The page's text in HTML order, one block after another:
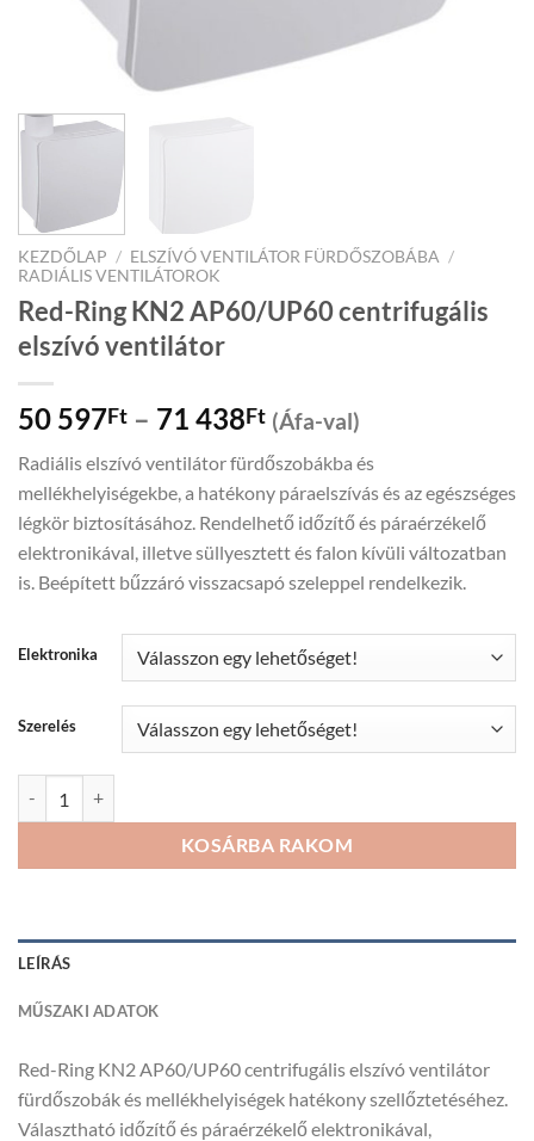
KEZDŐLAP / ELSZÍVÓ VENTILÁTOR FÜRDŐSZOBÁBA /
RADIÁLIS VENTILÁTOROK
Red-Ring KN2 AP60/UP60 centrifugális
elszívó ventilátor
50 597Ft – 71 438FtPrice
range:
50
597Ft
through
71
438Ft
(Áfa-val)
Radiális elszívó ventilátor fürdőszobákba és
mellékhelyiségekbe, a hatékony páraelszívás és az egészséges
légkör biztosításához. Rendelhető időzítő és páraérzékelő
elektronikával, illetve süllyesztett és falon kívüli változatban
is. Beépített bűzzáró visszacsapó szeleppel rendelkezik.
Elektronika
Szerelés
KOSÁRBA RAKOM
LEÍRÁS
MŰSZAKI ADATOK
Red-Ring KN2 AP60/UP60 centrifugális elszívó ventilátor
fürdőszobák és mellékhelyiségek hatékony szellőztetéséhez.
Választható időzítő és páraérzékelő elektronikával,